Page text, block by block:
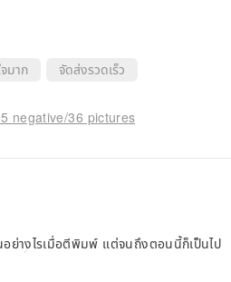
มาก จัดส่งรวดเร็ว
negative/36 pictures
ย่างไรเมื่อตีพิมพ์ แต่จนถึงตอนนี้ก็เป็นไป